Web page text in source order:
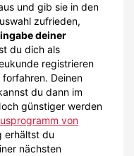
und gib sie in den
zufrieden,
deiner
du dich als
registrieren
Deinen
du dann im
günstiger werden
von
erhältst du
nächsten